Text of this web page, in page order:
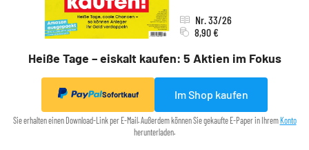
Heiße Tage – eiskalt kaufen: 5 Aktien im Fokus
Nr. 33/26
8,90 €
Sofortkauf Im Shop kaufen
Sie erhalten einen Download-Link per E-Mail. Außerdem können Sie gekaufte E-Paper in Ihrem Konto
herunterladen.